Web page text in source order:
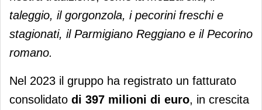
taleggio, il gorgonzola, i pecorini freschi e
stagionati, il Parmigiano Reggiano e il Pecorino
romano.
Nel 2023 il gruppo ha registrato un fatturato
consolidato di 397 milioni di euro, in crescita